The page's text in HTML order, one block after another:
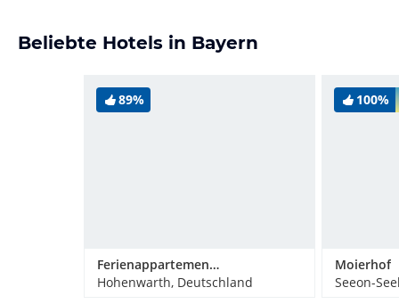
Beliebte Hotels in Bayern
89%
Ferienappartements Grolik
Hohenwarth, Deutschland
100%
Moierhof
Seeon-